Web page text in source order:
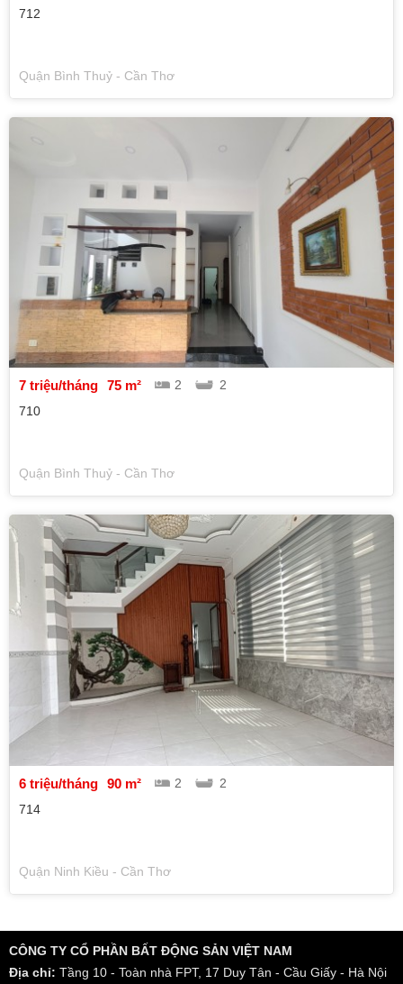
712
Quận Bình Thuỷ - Cần Thơ
7 triệu/tháng 75 m² 2
2
710
Quận Bình Thuỷ - Cần Thơ
6 triệu/tháng 90 m² 2
2
714
Quận Ninh Kiều - Cần Thơ
CÔNG TY CỔ PHẦN BẤT ĐỘNG SẢN VIỆT NAM
Địa chỉ: Tầng 10 - Toàn nhà FPT, 17 Duy Tân - Cầu Giấy - Hà Nội